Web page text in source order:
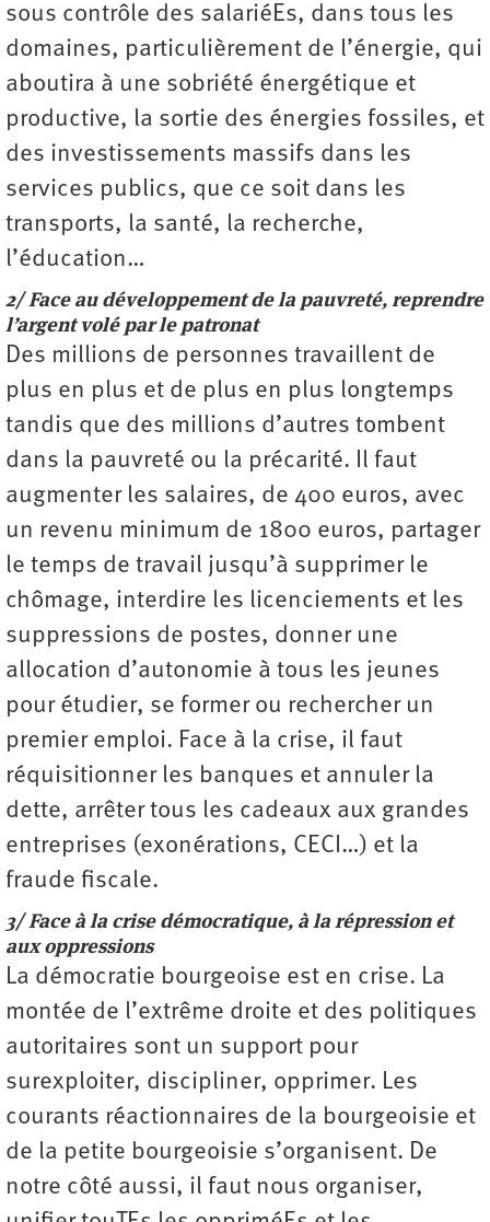
sous contrôle des salariéEs, dans tous les
domaines, particulièrement de l’énergie, qui
aboutira à une sobriété énergétique et
productive, la sortie des énergies fossiles, et
des investissements massifs dans les
services publics, que ce soit dans les
transports, la santé, la recherche,
l’éducation…
2/ Face au développement de la pauvreté, reprendre
l’argent volé par le patronat
Des millions de personnes travaillent de
plus en plus et de plus en plus longtemps
tandis que des millions d’autres tombent
dans la pauvreté ou la précarité. Il faut
augmenter les salaires, de 400 euros, avec
un revenu minimum de 1800 euros, partager
le temps de travail jusqu’à supprimer le
chômage, interdire les licenciements et les
suppressions de postes, donner une
allocation d’autonomie à tous les jeunes
pour étudier, se former ou rechercher un
premier emploi. Face à la crise, il faut
réquisitionner les banques et annuler la
dette, arrêter tous les cadeaux aux grandes
entreprises (exonérations, CECI…) et la
fraude fiscale.
3/ Face à la crise démocratique, à la répression et
aux oppressions
La démocratie bourgeoise est en crise. La
montée de l’extrême droite et des politiques
autoritaires sont un support pour
surexploiter, discipliner, opprimer. Les
courants réactionnaires de la bourgeoisie et
de la petite bourgeoisie s’organisent. De
notre côté aussi, il faut nous organiser,